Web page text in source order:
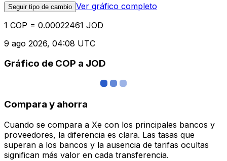
Seguir tipo de cambio Ver gráfico completo
1 COP = 0.00022461 JOD
9 ago 2026, 04:08 UTC
Gráfico de COP a JOD
Compara y ahorra
Cuando se compara a Xe con los principales bancos y
proveedores, la diferencia es clara. Las tasas que
superan a los bancos y la ausencia de tarifas ocultas
significan más valor en cada transferencia.